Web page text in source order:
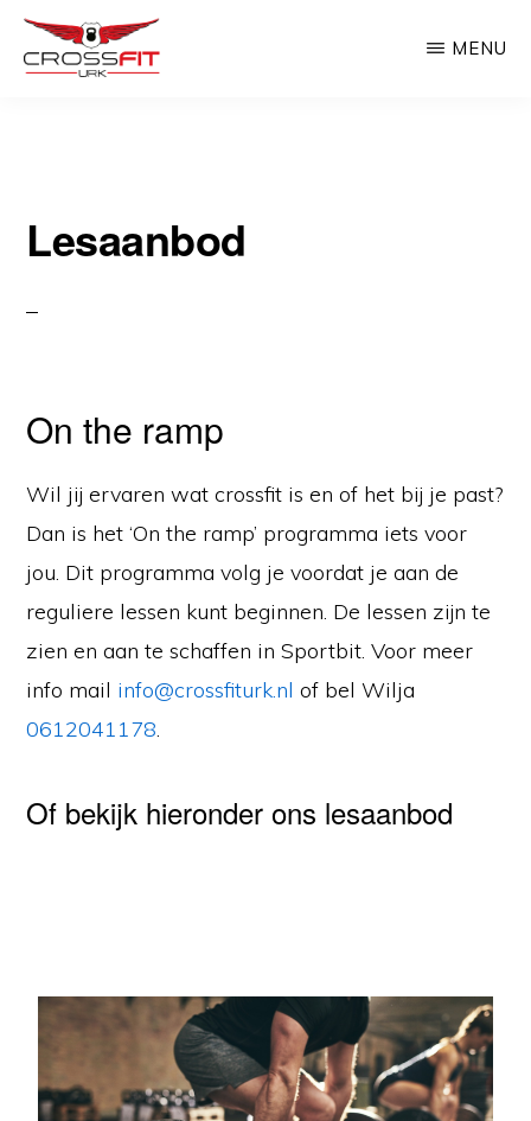
Door
naar
MENU
Lesaanbod
On the ramp
Wil jij ervaren wat crossfit is en of het bij je past?
Dan is het ‘On the ramp’ programma iets voor
jou. Dit programma volg je voordat je aan de
reguliere lessen kunt beginnen. De lessen zijn te
zien en aan te schaffen in Sportbit. Voor meer
info mail info@crossfiturk.nl of bel Wilja
0612041178.
Of bekijk hieronder ons lesaanbod